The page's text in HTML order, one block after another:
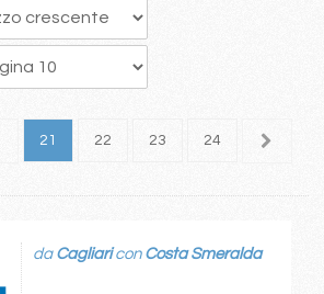
21 22 23 24 25
da Cagliaricon Costa Smeralda